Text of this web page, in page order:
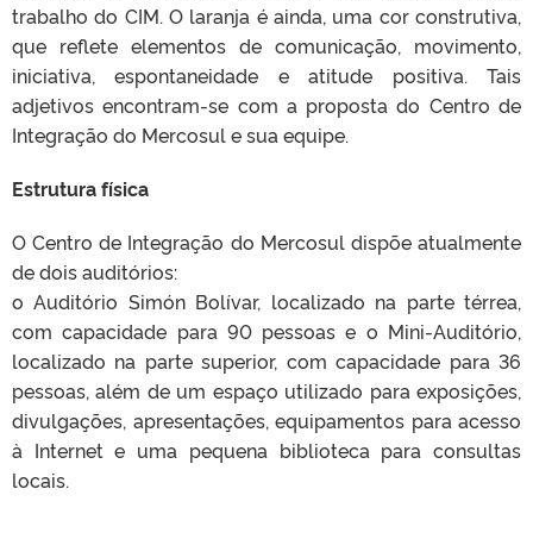
trabalho do CIM. O laranja é ainda, uma cor construtiva,
que reflete elementos de comunicação, movimento,
iniciativa, espontaneidade e atitude positiva. Tais
adjetivos encontram-se com a proposta do Centro de
Integração do Mercosul e sua equipe.
Estrutura física
O Centro de Integração do Mercosul dispõe atualmente
de dois auditórios:
o Auditório Simón Bolívar, localizado na parte térrea,
com capacidade para 90 pessoas e o Mini-Auditório,
localizado na parte superior, com capacidade para 36
pessoas, além de um espaço utilizado para exposições,
divulgações, apresentações, equipamentos para acesso
à Internet e uma pequena biblioteca para consultas
locais.